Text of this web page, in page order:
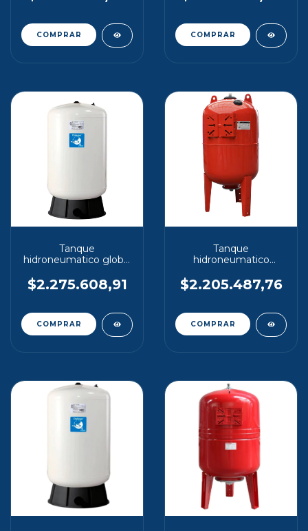
Tanque
hidroneumatico global
vertical
$2.275.608,91
Tanque
hidroneumatico
vertical
$2.205.487,76